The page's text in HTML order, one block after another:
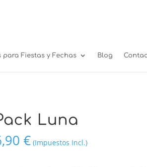
para Fiestas y Fechas Blog
Luna
€ (Impuestos Incl.)